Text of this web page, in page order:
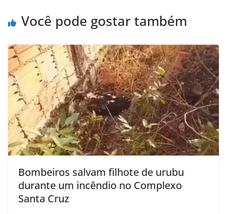
Você pode gostar também
Bombeiros salvam filhote de urubu
durante um incêndio no Complexo
Santa Cruz